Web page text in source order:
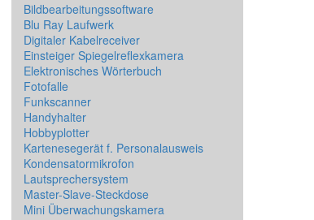
Bildbearbeitungssoftware
Blu Ray Laufwerk
Digitaler Kabelreceiver
Einsteiger Spiegelreflexkamera
Elektronisches Wörterbuch
Fotofalle
Funkscanner
Handyhalter
Hobbyplotter
Kartenesegerät f. Personalausweis
Kondensatormikrofon
Lautsprechersystem
Master-Slave-Steckdose
Mini Überwachungskamera